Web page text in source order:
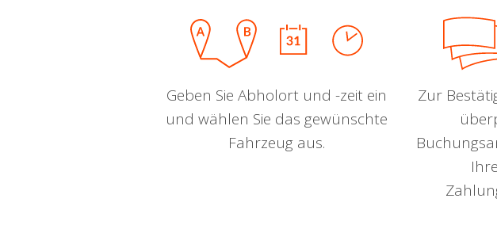
Geben Sie Abholort und -zeit ein
und wählen Sie das gewünschte
Fahrzeug aus.
Zur